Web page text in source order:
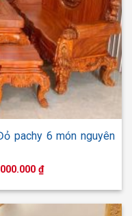
pachy 6 món nguyên
₫Giá
hiện
tại
160.000.000 ₫.